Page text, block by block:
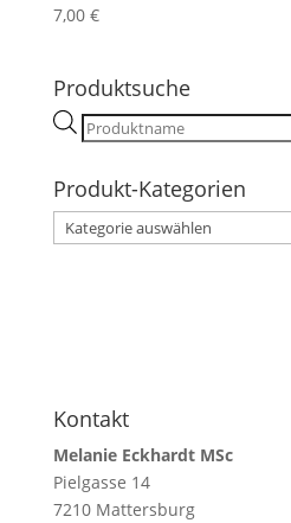
7,00 €
Produktsuche
Products
Produkt-Kategorien
Kontakt
Melanie Eckhardt MSc
Pielgasse 14
7210 Mattersburg